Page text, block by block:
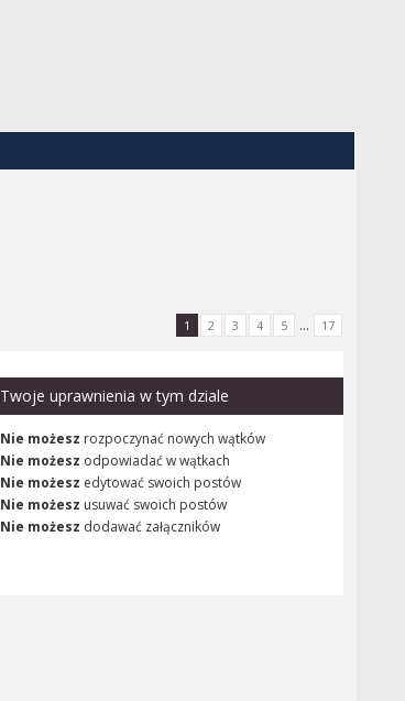
1 2 3 4 5 ... 17
Twoje uprawnienia w tym dziale
Nie możesz rozpoczynać nowych wątków
Nie możesz odpowiadać w wątkach
Nie możesz edytować swoich postów
Nie możesz usuwać swoich postów
Nie możesz dodawać załączników